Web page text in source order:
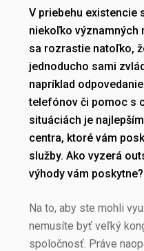
V priebehu existencie
niekoľko významných
sa rozrastie natoľko,
jednoducho sami
napríklad
telefónov či pomoc s
situáciách je
centra, ktoré vám
služby. Ako vyzerá
výhody vám poskytne?
Na to, aby ste mohli
nemusíte byť veľký
spoločnosť. Práve